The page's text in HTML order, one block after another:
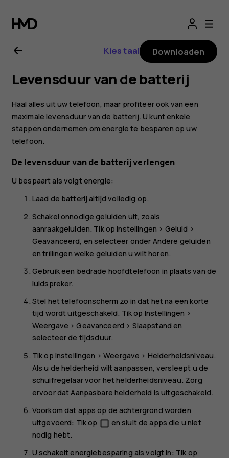
voor
Nokia
2.1
Kies taal Downloaden
Levensduur van de batterij
Haal alles uit uw telefoon, maar profiteer ook van een
maximale levensduur van de batterij. U kunt enkele
stappen ondernemen om energie te besparen op uw
telefoon.
De levensduur van de batterij verlengen
U bespaart als volgt energie:
Laad de batterij altijd volledig op.
Schakel onnodige geluiden uit, zoals
aanraakgeluiden. Tik opInstellingen > Geluid >
Geavanceerd, en selecteer onder Andere geluiden
en trillingen welke geluiden u wilt horen.
Gebruik een bedrade hoofdtelefoon in plaats van de
luidspreker.
Stel het telefoonscherm zo in dat het na een korte
tijd wordt uitgeschakeld. Tik op Instellingen >
Weergave >Geavanceerd > Slaapstand en
selecteer de tijdsduur.
Tik op Instellingen >Weergave > Helderheidsniveau.
Als u de helderheid wilt aanpassen, versleept u de
schuifregelaar voor het helderheidsniveau. Zorg
ervoor datAanpasbare helderheid is uitgeschakeld.
Voorkom dat apps op de achtergrond worden
uitgevoerd: Tik op check_box_outline_blank en sluit de apps die u niet
nodig hebt.
U schakelt energiebesparing als volgt in: Tik op